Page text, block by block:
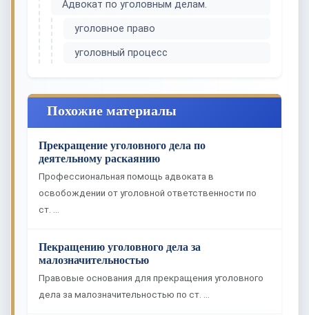
Адвокат по уголовным делам.
уголовное право
уголовный процесс
Похожие материалы
Прекращение уголовного дела по
деятельному раскаянию
Профессиональная помощь адвоката в
освобождении от уголовной ответственности по
ст. …
Пекращению уголовного дела за
малозначительностью
Правовые основания для прекращения уголовного
дела за малозначительностью по ст. …